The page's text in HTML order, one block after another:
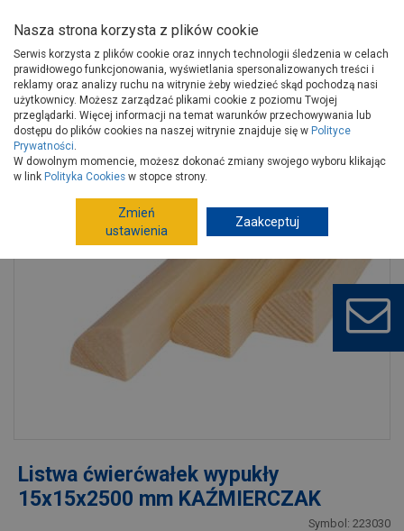
Strona główna Wykończenie
Drewno, płyty konstrukcyjne
Drewno surowe
Listwy drewniane
Listwa ćwierćwałek wypukły 15x15x2500 mm KAŹMIERCZAK
Listwa ćwierćwałek wypukły
15x15x2500 mm KAŹMIERCZAK
Symbol: 223030
Nasza strona korzysta z plików cookie
Serwis korzysta z plików cookie oraz innych technologii śledzenia w celach
prawidłowego funkcjonowania, wyświetlania spersonalizowanych treści i
reklamy oraz analizy ruchu na witrynie żeby wiedzieć skąd pochodzą nasi
użytkownicy. Możesz zarządzać plikami cookie z poziomu Twojej
przeglądarki. Więcej informacji na temat warunków przechowywania lub
dostępu do plików cookies na naszej witrynie znajduje się w Polityce
Prywatności.
W dowolnym momencie, możesz dokonać zmiany swojego wyboru klikając
w link Polityka Cookies w stopce strony.
Zmień
ustawienia
Zaakceptuj